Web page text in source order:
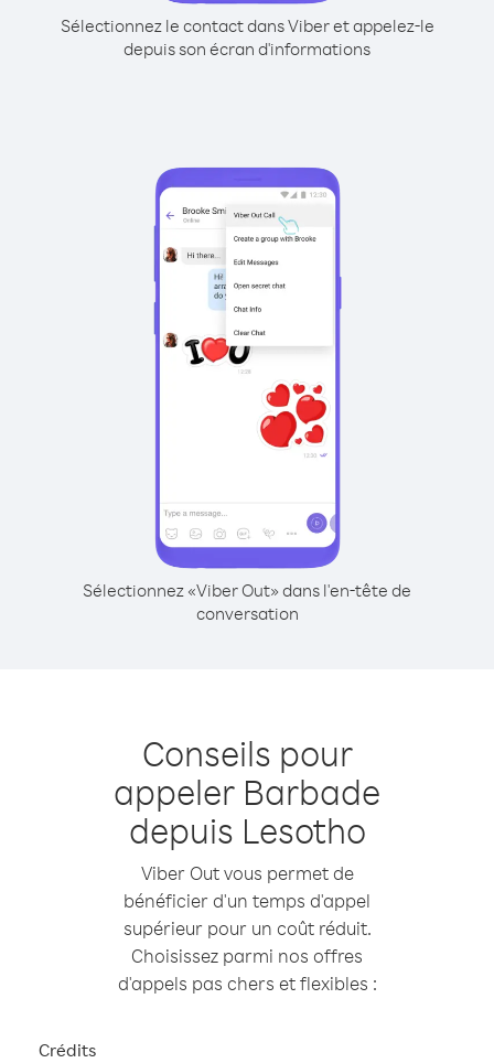
Sélectionnez le contact dans Viber et appelez-le
depuis son écran d'informations
Sélectionnez «Viber Out» dans l'en-tête de
conversation
Conseils pour
appeler Barbade
depuis Lesotho
Viber Out vous permet de
bénéficier d'un temps d'appel
supérieur pour un coût réduit.
Choisissez parmi nos offres
d'appels pas chers et flexibles :
Crédits